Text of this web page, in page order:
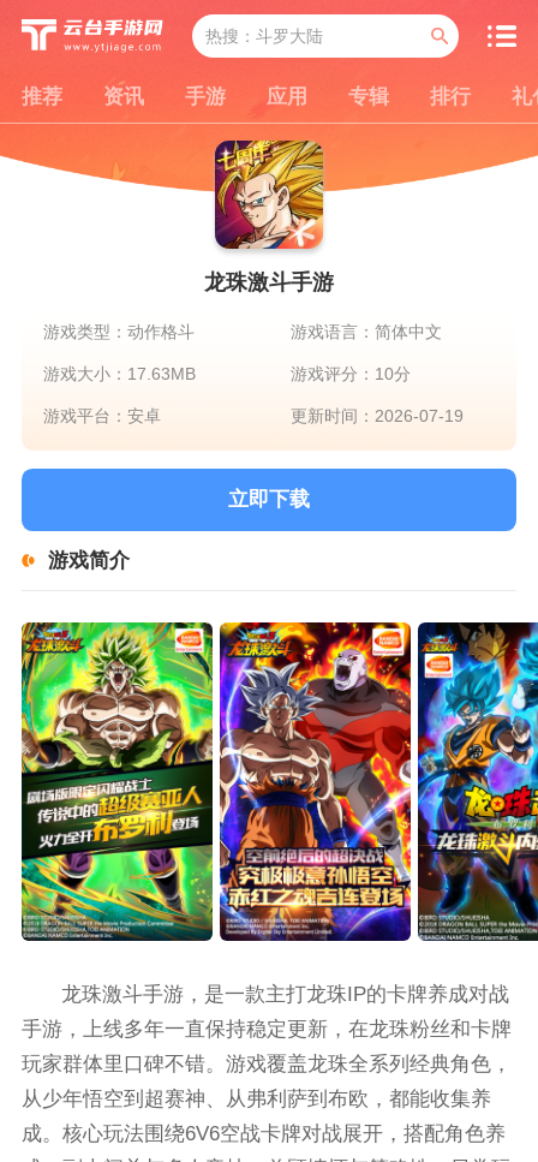
推荐 资讯 手游 应用 专辑 排行 礼
龙珠激斗手游
游戏类型：动作格斗 游戏语言：简体中文
游戏大小：17.63MB 游戏评分：10分
游戏平台：安卓 更新时间：2026-07-19
立即下载
游戏简介
龙珠激斗手游，是一款主打龙珠IP的卡牌养成对战
手游，上线多年一直保持稳定更新，在龙珠粉丝和卡牌
玩家群体里口碑不错。游戏覆盖龙珠全系列经典角色，
从少年悟空到超赛神、从弗利萨到布欧，都能收集养
成。核心玩法围绕6V6空战卡牌对战展开，搭配角色养